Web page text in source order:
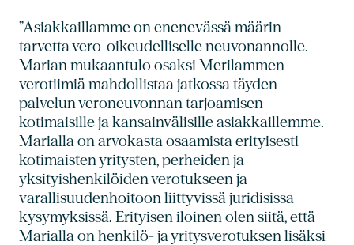
”Asiakkaillamme on enenevässä määrin
tarvetta vero-oikeudelliselle neuvonannolle.
Marian mukaantulo osaksi Merilammen
verotiimiä mahdollistaa jatkossa täyden
palvelun veroneuvonnan tarjoamisen
kotimaisille ja kansainvälisille asiakkaillemme.
Marialla on arvokasta osaamista erityisesti
kotimaisten yritysten, perheiden ja
yksityishenkilöiden verotukseen ja
varallisuudenhoitoon liittyvissä juridisissa
kysymyksissä. Erityisen iloinen olen siitä, että
Marialla on henkilö- ja yritysverotuksen lisäksi